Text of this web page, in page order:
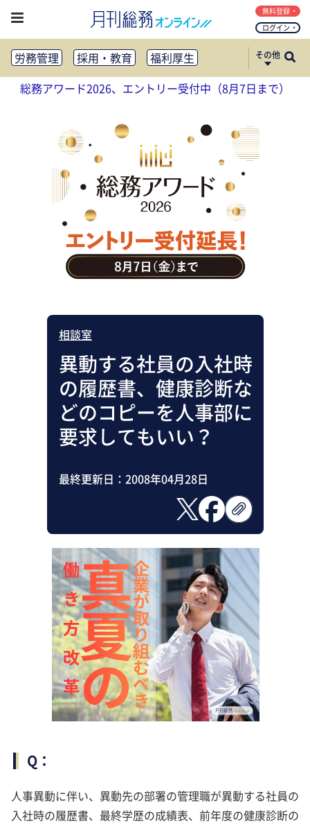
ログイン
無料登録
労務管理 採用・教育
福利厚生
健康経営
働き方改革
法務・コンプライアンス
リスクマネジメント・BCP
社外・社内広報
社外・社内コミュニケーション活性化
FM・オフィス移転
CSR・SDGs
テクノロジー活用・DX
助成金・補助金・コスト削減
アウトソーシング・BPO
調査・レポート
その他
総務アワード2026、エントリー受付中（8月7日まで）
相談室
異動する社員の入社時
の履歴書、健康診断な
どのコピーを人事部に
要求してもいい？
最終更新日： 2008年04月28日
Q：
人事異動に伴い、異動先の部署の管理職が異動する社員の
入社時の履歴書、最終学歴の成績表、前年度の健康診断の